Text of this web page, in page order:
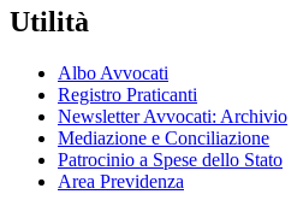
Utilità
Albo Avvocati
Registro Praticanti
Newsletter Avvocati: Archivio
Mediazione e Conciliazione
Patrocinio a Spese dello Stato
Area Previdenza